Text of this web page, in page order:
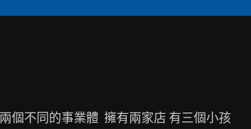
個不同的事業體  擁有兩家店 有三個小孩